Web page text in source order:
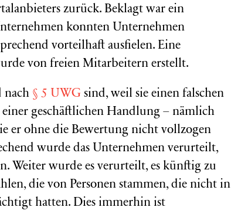
zurück. Beklagt war ein
konnten Unternehmen
vorteilhaft ausfielen. Eine
von freien Mitarbeitern erstellt.
nach § 5 UWG sind, weil sie einen falschen
geschäftlichen Handlung – nämlich
er ohne die Bewertung nicht vollzogen
wurde das Unternehmen verurteilt,
Weiter wurde es verurteilt, es künftig zu
die von Personen stammen, die nicht in
hatten. Dies immerhin ist